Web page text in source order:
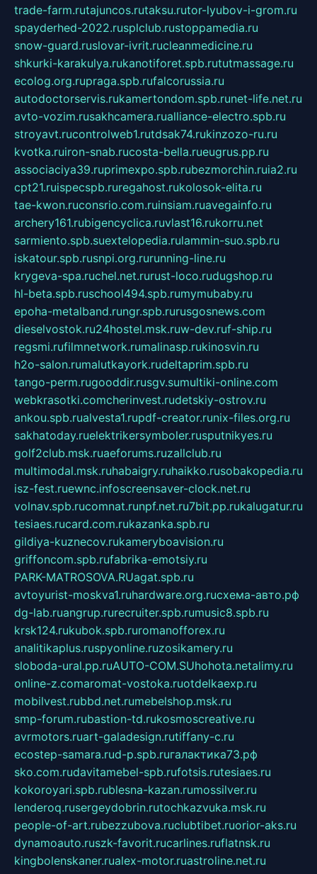
trade-farm.rutajuncos.rutaksu.rutor-lyubov-i-grom.ru
spayderhed-2022.rusplclub.rustoppamedia.ru
snow-guard.ruslovar-ivrit.rucleanmedicine.ru
shkurki-karakulya.rukanotiforet.spb.rututmassage.ru
ecolog.org.rupraga.spb.rufalcorussia.ru
autodoctorservis.rukamertondom.spb.runet-life.net.ru
avto-vozim.rusakhcamera.rualliance-electro.spb.ru
stroyavt.rucontrolweb1.rutdsak74.rukinzozo-ru.ru
kvotka.ruiron-snab.rucosta-bella.rueugrus.pp.ru
associaciya39.ruprimexpo.spb.rubezmorchin.ruia2.ru
cpt21.ruispecspb.ruregahost.rukolosok-elita.ru
tae-kwon.ruconsrio.com.ruinsiam.ruavegainfo.ru
archery161.rubigencyclica.ruvlast16.rukorru.net
sarmiento.spb.suextelopedia.rulammin-suo.spb.ru
iskatour.spb.rusnpi.org.rurunning-line.ru
krygeva-spa.ruchel.net.rurust-loco.rudugshop.ru
hl-beta.spb.ruschool494.spb.rumymubaby.ru
epoha-metalband.rungr.spb.rurusgosnews.com
dieselvostok.ru24hostel.msk.ruw-dev.ruf-ship.ru
regsmi.rufilmnetwork.rumalinasp.rukinosvin.ru
h2o-salon.rumalutkayork.rudeltaprim.spb.ru
tango-perm.rugooddir.rusgv.sumultiki-online.com
webkrasotki.comcherinvest.rudetskiy-ostrov.ru
ankou.spb.rualvesta1.rupdf-creator.runix-files.org.ru
sakhatoday.ruelektrikersymboler.rusputnikyes.ru
golf2club.msk.ruaeforums.ruzallclub.ru
multimodal.msk.ruhabaigry.ruhaikko.rusobakopedia.ru
isz-fest.ruewnc.infoscreensaver-clock.net.ru
volnav.spb.rucomnat.runpf.net.ru7bit.pp.rukalugatur.ru
tesiaes.rucard.com.rukazanka.spb.ru
gildiya-kuznecov.rukameryboavision.ru
griffoncom.spb.rufabrika-emotsiy.ru
PARK-MATROSOVA.RUagat.spb.ru
avtoyurist-moskva1.ruhardware.org.ruсхема-авто.рф
dg-lab.ruangrup.rurecruiter.spb.rumusic8.spb.ru
krsk124.rukubok.spb.ruromanofforex.ru
analitikaplus.ruspyonline.ruzosikamery.ru
sloboda-ural.pp.ruAUTO-COM.SUhohota.netalimy.ru
online-z.comaromat-vostoka.ruotdelkaexp.ru
mobilvest.rubbd.net.rumebelshop.msk.ru
smp-forum.rubastion-td.rukosmoscreative.ru
avrmotors.ruart-galadesign.rutiffany-c.ru
ecostep-samara.rud-p.spb.ruгалактика73.рф
sko.com.rudavitamebel-spb.rufotsis.rutesiaes.ru
kokoroyari.spb.rublesna-kazan.rumossilver.ru
lenderoq.rusergeydobrin.rutochkazvuka.msk.ru
people-of-art.rubezzubova.ruclubtibet.ruorior-aks.ru
dynamoauto.ruszk-favorit.rucarlines.ruflatnsk.ru
kingbolenskaner.rualex-motor.ruastroline.net.ru